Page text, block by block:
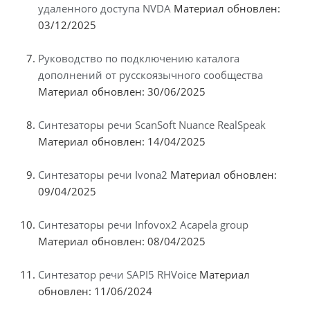
удаленного доступа NVDA Материал обновлен:
03/12/2025
Руководство по подключению каталога
дополнений от русскоязычного сообщества
Материал обновлен: 30/06/2025
Синтезаторы речи ScanSoft Nuance RealSpeak
Материал обновлен: 14/04/2025
Синтезаторы речи Ivona2 Материал обновлен:
09/04/2025
Синтезаторы речи Infovox2 Acapela group
Материал обновлен: 08/04/2025
Синтезатор речи SAPI5 RHVoice Материал
обновлен: 11/06/2024